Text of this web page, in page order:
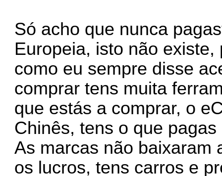
Só acho que nunca
Europeia, isto não
como eu sempre disse
comprar tens muita
que estás a comprar, o
Chinês, tens o que
As marcas não baixaram
os lucros, tens carros e